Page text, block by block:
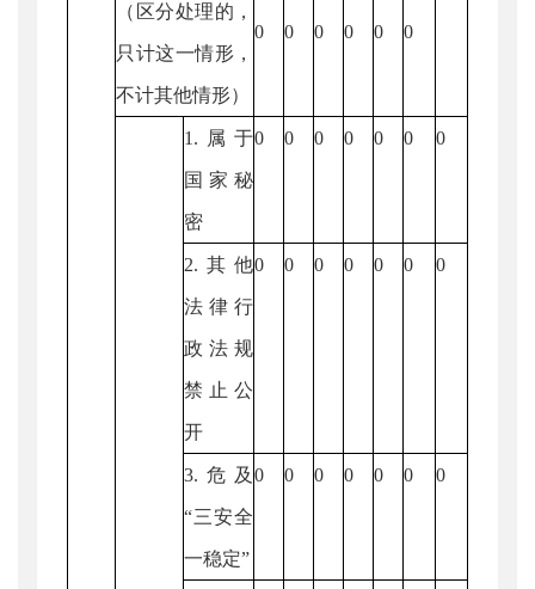
（区分处理的，
只计这一情形，
不计其他情形）
0 0 0 0 0 0
1.属于
国家秘
密
0 0 0 0 0 0 0
2.其他
法律行
政法规
禁止公
开
0 0 0 0 0 0 0
3.危及
“三安全
一稳定”
0 0 0 0 0 0 0